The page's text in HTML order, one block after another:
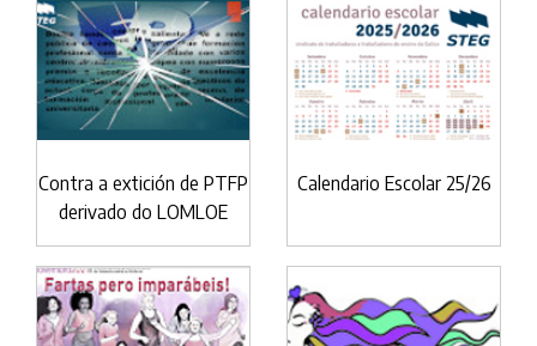
Contra a extición de PTFP
derivado do LOMLOE
Calendario Escolar 25/26